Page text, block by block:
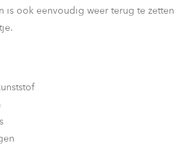
is ook eenvoudig weer terug te zetten